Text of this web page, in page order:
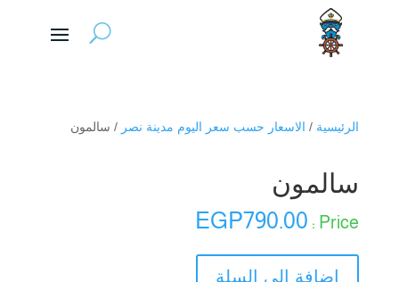
الرئيسية / الاسعار حسب سعر اليوم مدينة نصر / سالمون
سالمون
EGP790.00
إضافة إلى السلة